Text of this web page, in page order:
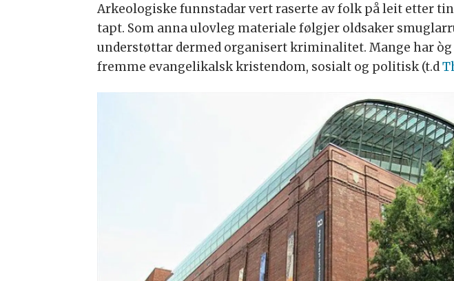
Arkeologiske funnstadar vert raserte av folk på leit etter
tapt. Som anna ulovleg materiale følgjer oldsaker
understøttar dermed organisert kriminalitet. Mange har
fremme evangelikalsk kristendom, sosialt og politisk (t.d